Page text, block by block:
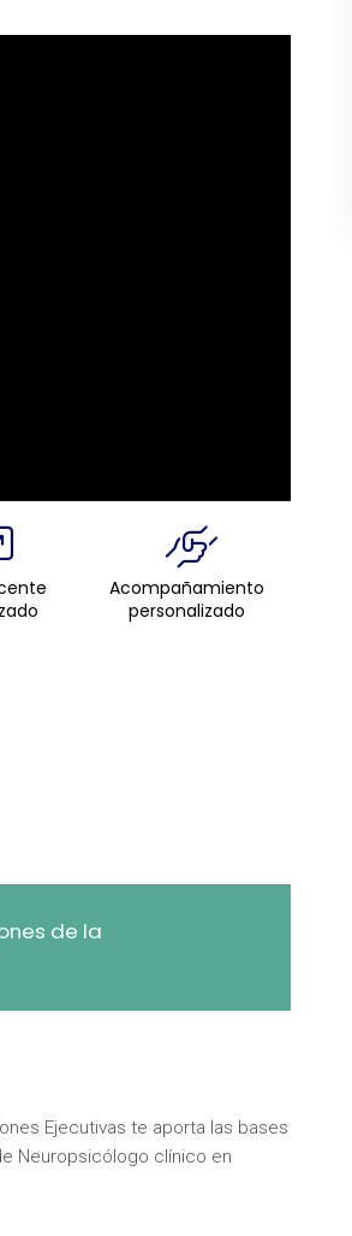
Acompañamiento
personalizado
de la
Ejecutivas te aporta las bases
Neuropsicólogo clínico en